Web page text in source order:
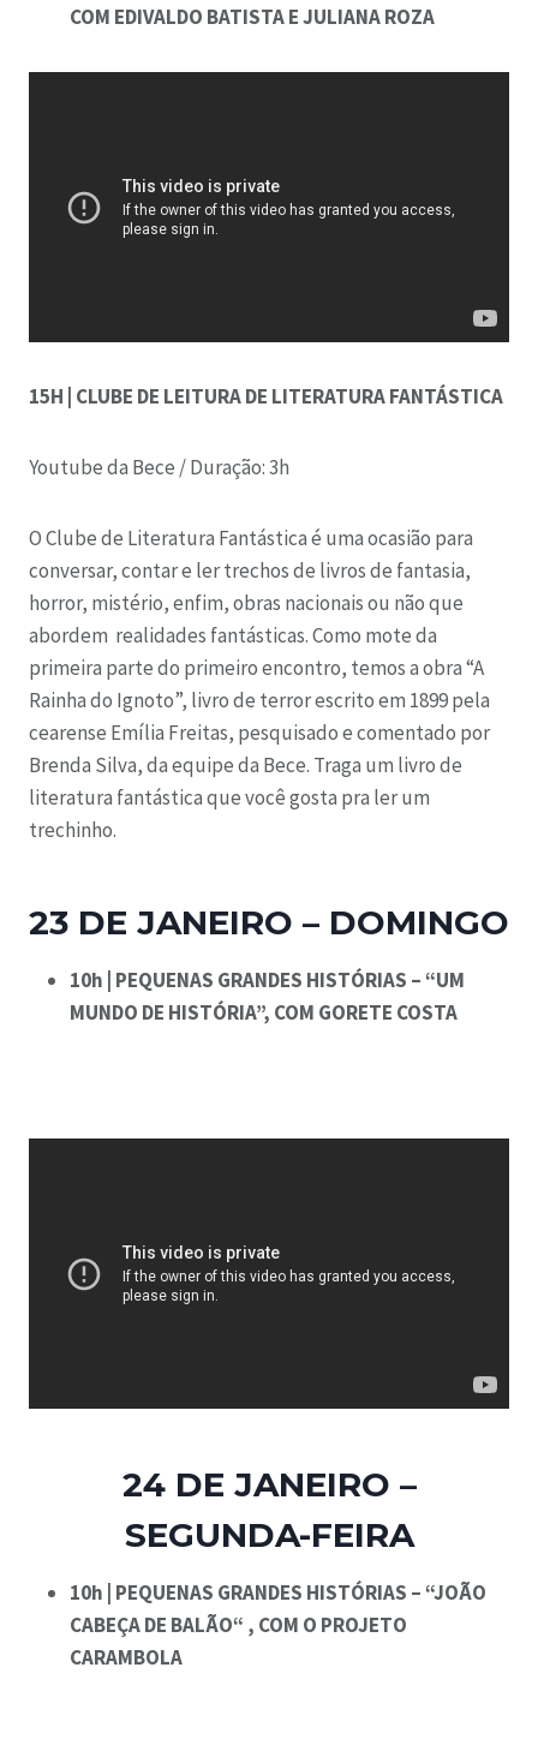
COM EDIVALDO BATISTA E JULIANA ROZA
15H | CLUBE DE LEITURA DE LITERATURA FANTÁSTICA
Youtube da Bece /Duração: 3h
O Clube de Literatura Fantástica é uma ocasião para
conversar, contar e ler trechos de livros de fantasia,
horror, mistério, enfim, obras nacionais ou não que
abordem realidades fantásticas. Como mote da
primeira parte do primeiro encontro, temos a obra “A
Rainha do Ignoto”, livro de terror escrito em 1899 pela
cearense Emília Freitas, pesquisado e comentado por
Brenda Silva, da equipe da Bece. Traga um livro de
literatura fantástica que você gosta pra ler um
trechinho.
23 DE JANEIRO – DOMINGO
10h | PEQUENAS GRANDES HISTÓRIAS – “UM
MUNDO DE HISTÓRIA”, COM GORETE COSTA
24 DE JANEIRO –
SEGUNDA-FEIRA
10h | PEQUENAS GRANDES HISTÓRIAS – “JOÃO
CABEÇA DE BALÃO“ , COM O PROJETO
CARAMBOLA